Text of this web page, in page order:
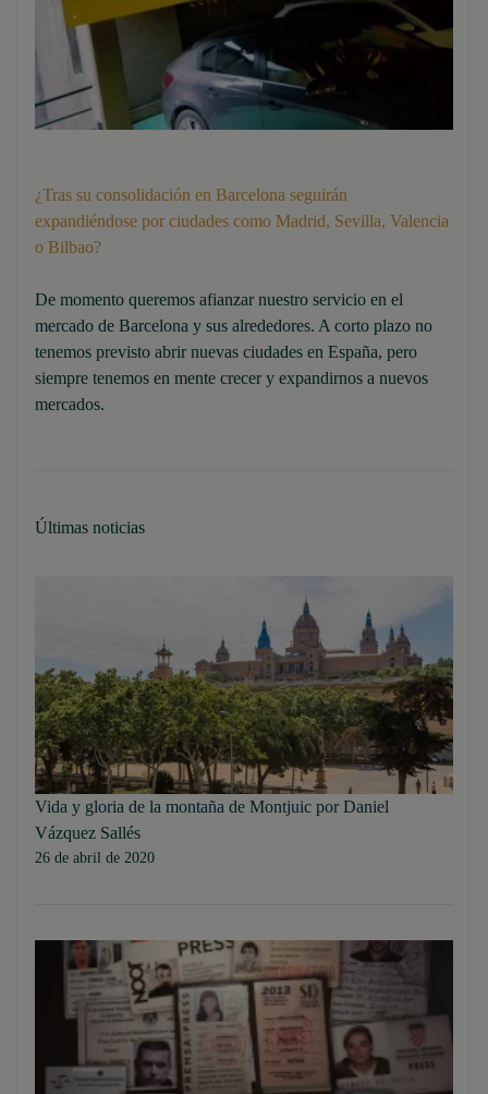
¿Tras su consolidación en Barcelona seguirán
expandiéndose por ciudades como Madrid, Sevilla, Valencia
o Bilbao?
De momento queremos afianzar nuestro servicio en el
mercado de Barcelona y sus alrededores. A corto plazo no
tenemos previsto abrir nuevas ciudades en España, pero
siempre tenemos en mente crecer y expandirnos a nuevos
mercados.
Últimas noticias
Vida y gloria de la montaña de Montjuic por Daniel
Vázquez Sallés
26 de abril de 2020